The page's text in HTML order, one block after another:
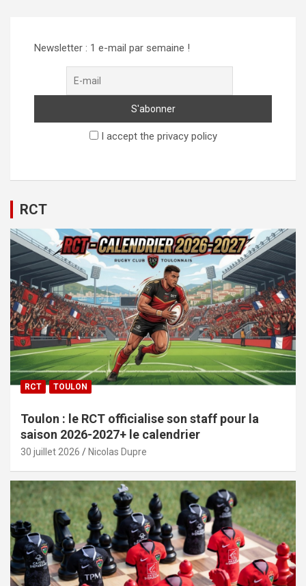
Newsletter : 1 e-mail par semaine !
I accept the privacy policy
RCT
RCT TOULON
Toulon : le RCT officialise son staff pour la
saison 2026-2027+ le calendrier
30 juillet 2026 Nicolas Dupre